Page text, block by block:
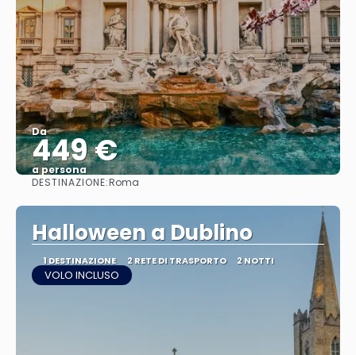
Da
449 €
a persona
DESTINAZIONE:Roma
Halloween a Dublino
1 DESTINAZIONE 2 RETE DI TRASPORTO 2 NOTTI
VOLO INCLUSO